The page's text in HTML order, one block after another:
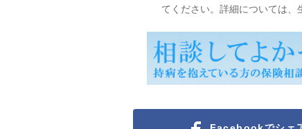
てください。詳細については、